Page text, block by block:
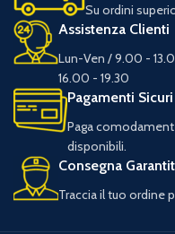
Su ordini
Assistenza Clienti
Lun-Ven / 9.00 -
16.00 - 19.30
Pagamenti Sicuri
Paga
disponibili.
Consegna
Traccia il tuo ordine